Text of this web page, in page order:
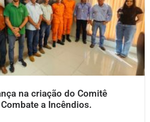
na criação do Comitê
a Incêndios.